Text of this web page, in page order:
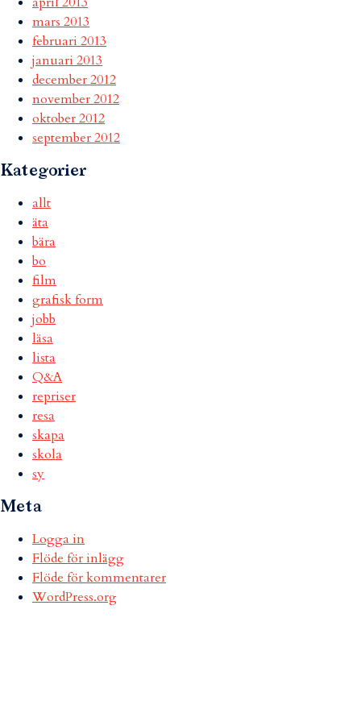
mars 2013
februari 2013
januari 2013
december 2012
november 2012
oktober 2012
september 2012
Kategorier
allt
äta
bära
bo
film
grafisk form
jobb
läsa
lista
Q&A
repriser
resa
skapa
skola
sy
Meta
Logga in
Flöde för inlägg
Flöde för kommentarer
WordPress.org